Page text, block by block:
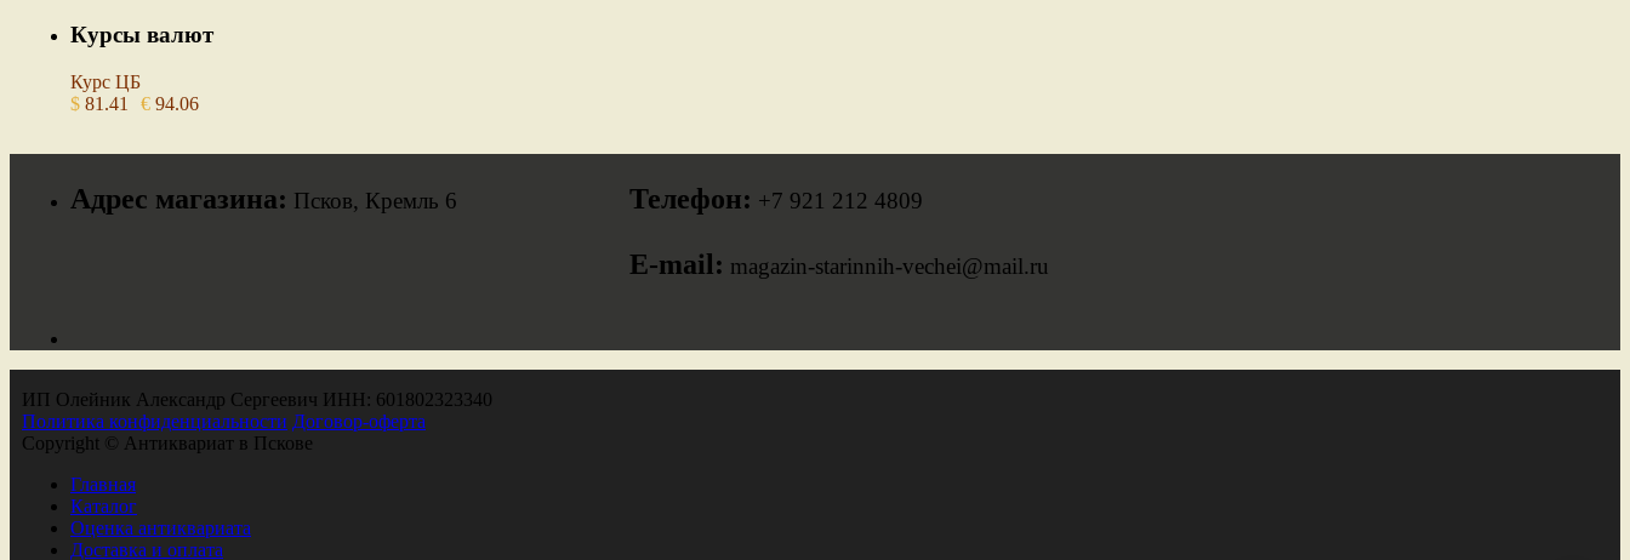
Курсы валют
Курс ЦБ
$ 81.41 € 94.06
Адрес магазина: Псков, Кремль 6 Телефон: +7 921 212 4809
E-mail: magazin-starinnih-vechei@mail.ru
ИП Олейник Александр Сергеевич ИНН: 601802323340
Политика конфиденциальности Договор-оферта
Copyright © Антиквариат в Пскове
Главная
Каталог
Оценка антиквариата
Доставка и оплата